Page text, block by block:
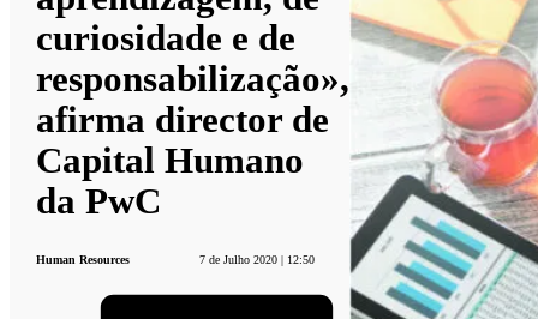
curiosidade e de
responsabilização»,
afirma director de
Capital Humano
da PwC
Human Resources 7 de Julho 2020 | 12:50